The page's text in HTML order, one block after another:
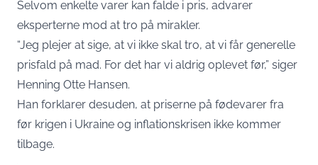
Selvom enkelte varer kan falde i pris, advarer
eksperterne mod at tro på mirakler.
“Jeg plejer at sige, at vi ikke skal tro, at vi får generelle
prisfald på mad. For det har vi aldrig oplevet før,” siger
Henning Otte Hansen.
Han forklarer desuden, at priserne på fødevarer fra
før krigen i Ukraine og inflationskrisen ikke kommer
tilbage.